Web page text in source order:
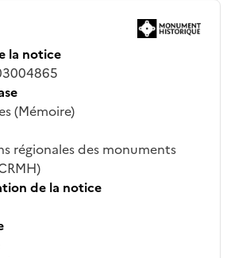
la notice
(Mémoire)
régionales des monuments
de la notice